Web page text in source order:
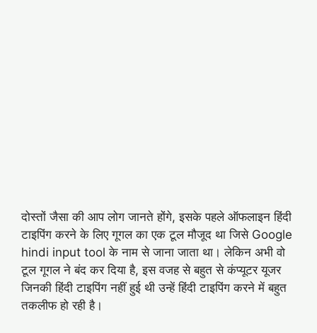
दोस्तों जैसा की आप लोग जानते होंगे, इसके पहले ऑफलाइन हिंदी
टाइपिंग करने के लिए गूगल का एक टूल मौजूद था जिसे Google
hindi input tool के नाम से जाना जाता था। लेकिन अभी वो
टूल गूगल ने बंद कर दिया है, इस वजह से बहुत से कंप्यूटर यूजर
जिनकी हिंदी टाइपिंग नहीं हुई थी उन्हें हिंदी टाइपिंग करने में बहुत
तकलीफ हो रही है।